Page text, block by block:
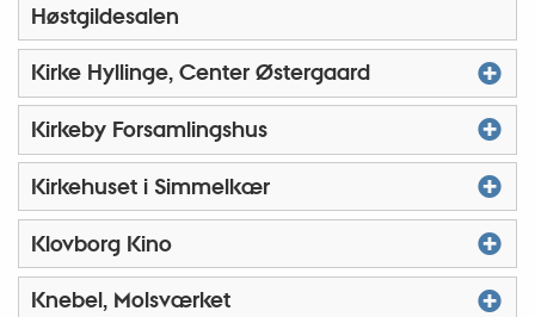
Høstgildesalen
Kirke Hyllinge, Center Østergaard
Kirkeby Forsamlingshus
Kirkehuset i Simmelkær
Klovborg Kino
Knebel, Molsværket